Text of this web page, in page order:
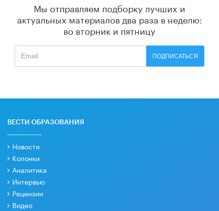
Мы отправляем подборку лучших и
актуальных материалов два раза в неделю:
во вторник и пятницу
ПОДПИСАТЬСЯ
ВЕСТИ ОБРАЗОВАНИЯ
Новости
Колонки
Аналитика
Интервью
Рецензии
Видео